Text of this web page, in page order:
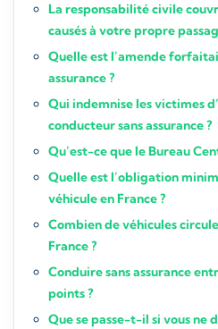
La responsabilité civile
causés à votre propre
Quelle est l’amende
assurance ?
Qui indemnise les victimes
conducteur sans assurance ?
Qu’est-ce que le Bureau
Quelle est l’obligation
véhicule en France ?
Combien de véhicules
France ?
Conduire sans assurance
points ?
Que se passe-t-il si vous ne